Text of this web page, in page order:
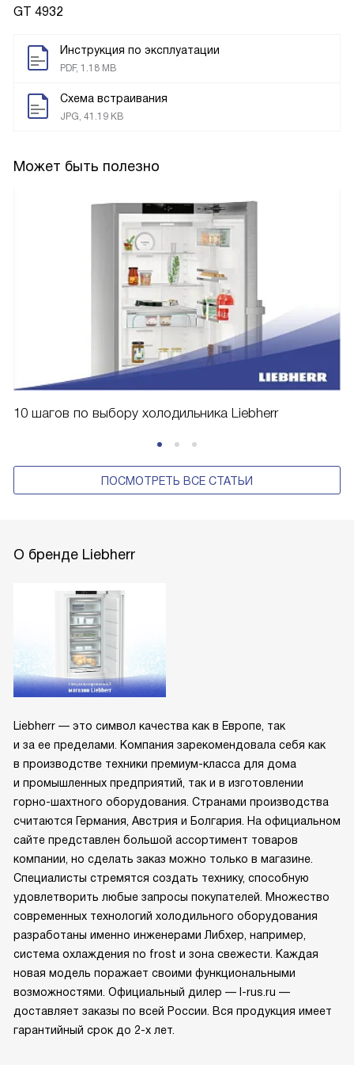
GT 4932
Инструкция по эксплуатации
PDF, 1.18 MB
Схема встраивания
JPG, 41.19 KB
Может быть полезно
10 шагов по выбору холодильника Liebherr
ПОСМОТРЕТЬ ВСЕ СТАТЬИ
О бренде Liebherr
Liebherr — это символ качества как в Европе, так
и за ее пределами. Компания зарекомендовала себя как
в производстве техники премиум-класса для дома
и промышленных предприятий, так и в изготовлении
горно-шахтного оборудования. Странами производства
считаются Германия, Австрия и Болгария. На официальном
сайте представлен большой ассортимент товаров
компании, но сделать заказ можно только в магазине.
Специалисты стремятся создать технику, способную
удовлетворить любые запросы покупателей. Множество
современных технологий холодильного оборудования
разработаны именно инженерами Либхер, например,
система охлаждения no frost и зона свежести. Каждая
новая модель поражает своими функциональными
возможностями. Официальный дилер — l-rus.ru —
доставляет заказы по всей России. Вся продукция имеет
гарантийный срок до 2-х лет.